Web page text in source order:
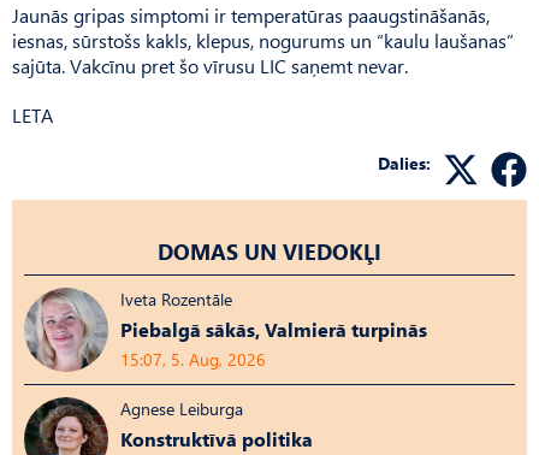
Jaunās gripas simptomi ir temperatūras paaugstināšanās,
iesnas, sūrstošs kakls, klepus, nogurums un “kaulu laušanas”
sajūta. Vakcīnu pret šo vīrusu LIC saņemt nevar.
LETA
Dalies:
DOMAS UN VIEDOKĻI
Iveta Rozentāle
Piebalgā sākās, Valmierā turpinās
15:07, 5. Aug, 2026
Agnese Leiburga
Konstruktīvā politika